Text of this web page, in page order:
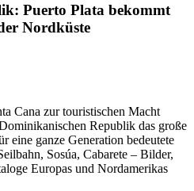
Puerto Plata bekommt
Nordküste
Cana zur touristischen Macht
Republik das große
eine ganze Generation bedeutete
Sosúa, Cabarete – Bilder,
Europas und Nordamerikas